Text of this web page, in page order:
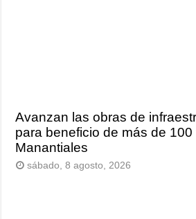
Avanzan las obras de
para beneficio de más de 100
Manantiales
sábado, 8 agosto, 2026